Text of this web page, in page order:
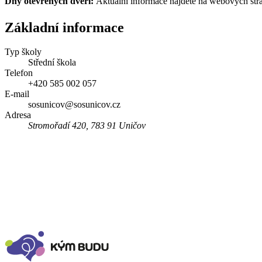
Základní informace
Typ školy
Střední škola
Telefon
+420 585 002 057
E-mail
sosunicov@sosunicov.cz
Adresa
Stromořadí 420, 783 91 Uničov